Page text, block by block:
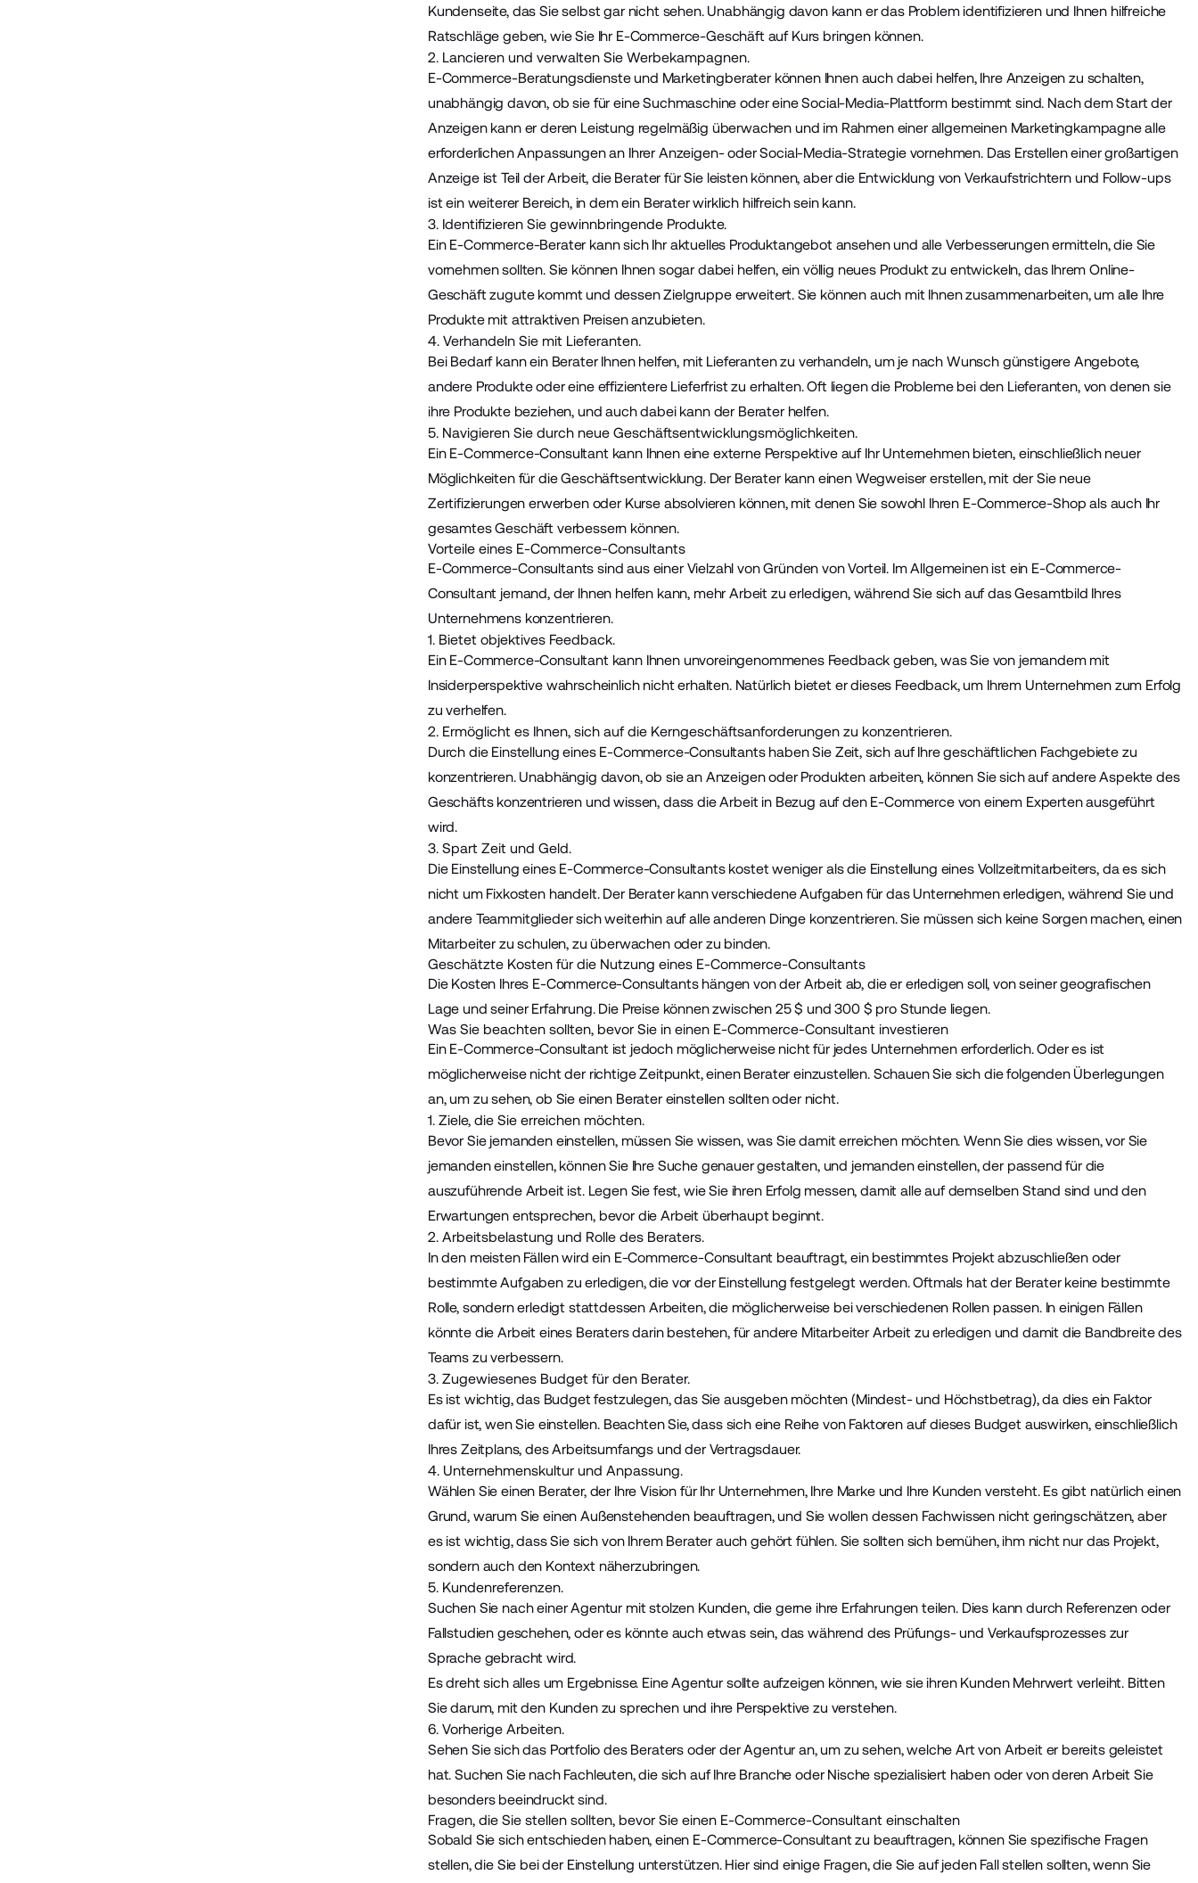
Kundenseite, das Sie selbst gar nicht sehen. Unabhängig davon kann er das Problem identifizieren und Ihnen hilfreiche
Ratschläge geben, wie Sie Ihr E-Commerce-Geschäft auf Kurs bringen können.
2. Lancieren und verwalten Sie Werbekampagnen.
E-Commerce-Beratungsdienste und Marketingberater können Ihnen auch dabei helfen, Ihre Anzeigen zu schalten,
unabhängig davon, ob sie für eine Suchmaschine oder eine Social-Media-Plattform bestimmt sind. Nach dem Start der
Anzeigen kann er deren Leistung regelmäßig überwachen und im Rahmen einer allgemeinen Marketingkampagne alle
erforderlichen Anpassungen an Ihrer Anzeigen- oder Social-Media-Strategie vornehmen. Das Erstellen einer großartigen
Anzeige ist Teil der Arbeit, die Berater für Sie leisten können, aber die Entwicklung von Verkaufstrichtern und Follow-ups
ist ein weiterer Bereich, in dem ein Berater wirklich hilfreich sein kann.
3. Identifizieren Sie gewinnbringende Produkte.
Ein E-Commerce-Berater kann sich Ihr aktuelles Produktangebot ansehen und alle Verbesserungen ermitteln, die Sie
vornehmen sollten. Sie können Ihnen sogar dabei helfen, ein völlig neues Produkt zu entwickeln, das Ihrem Online-
Geschäft zugute kommt und dessen Zielgruppe erweitert. Sie können auch mit Ihnen zusammenarbeiten, um alle Ihre
Produkte mit attraktiven Preisen anzubieten.
4. Verhandeln Sie mit Lieferanten.
Bei Bedarf kann ein Berater Ihnen helfen, mit Lieferanten zu verhandeln, um je nach Wunsch günstigere Angebote,
andere Produkte oder eine effizientere Lieferfrist zu erhalten. Oft liegen die Probleme bei den Lieferanten, von denen sie
ihre Produkte beziehen, und auch dabei kann der Berater helfen.
5. Navigieren Sie durch neue Geschäftsentwicklungsmöglichkeiten.
Ein E-Commerce-Consultant kann Ihnen eine externe Perspektive auf Ihr Unternehmen bieten, einschließlich neuer
Möglichkeiten für die Geschäftsentwicklung. Der Berater kann einen Wegweiser erstellen, mit der Sie neue
Zertifizierungen erwerben oder Kurse absolvieren können, mit denen Sie sowohl Ihren E-Commerce-Shop als auch Ihr
gesamtes Geschäft verbessern können.
Vorteile eines E-Commerce-Consultants
E-Commerce-Consultants sind aus einer Vielzahl von Gründen von Vorteil. Im Allgemeinen ist ein E-Commerce-
Consultant jemand, der Ihnen helfen kann, mehr Arbeit zu erledigen, während Sie sich auf das Gesamtbild Ihres
Unternehmens konzentrieren.
1. Bietet objektives Feedback.
Ein E-Commerce-Consultant kann Ihnen unvoreingenommenes Feedback geben, was Sie von jemandem mit
Insiderperspektive wahrscheinlich nicht erhalten. Natürlich bietet er dieses Feedback, um Ihrem Unternehmen zum Erfolg
zu verhelfen.
2. Ermöglicht es Ihnen, sich auf die Kerngeschäftsanforderungen zu konzentrieren.
Durch die Einstellung eines E-Commerce-Consultants haben Sie Zeit, sich auf Ihre geschäftlichen Fachgebiete zu
konzentrieren. Unabhängig davon, ob sie an Anzeigen oder Produkten arbeiten, können Sie sich auf andere Aspekte des
Geschäfts konzentrieren und wissen, dass die Arbeit in Bezug auf den E-Commerce von einem Experten ausgeführt
wird.
3. Spart Zeit und Geld.
Die Einstellung eines E-Commerce-Consultants kostet weniger als die Einstellung eines Vollzeitmitarbeiters, da es sich
nicht um Fixkosten handelt. Der Berater kann verschiedene Aufgaben für das Unternehmen erledigen, während Sie und
andere Teammitglieder sich weiterhin auf alle anderen Dinge konzentrieren. Sie müssen sich keine Sorgen machen, einen
Mitarbeiter zu schulen, zu überwachen oder zu binden.
Geschätzte Kosten für die Nutzung eines E-Commerce-Consultants
Die Kosten Ihres E-Commerce-Consultants hängen von der Arbeit ab, die er erledigen soll, von seiner geografischen
Lage und seiner Erfahrung. Die Preise können zwischen 25 $ und 300 $ pro Stunde liegen.
Was Sie beachten sollten, bevor Sie in einen E-Commerce-Consultant investieren
Ein E-Commerce-Consultant ist jedoch möglicherweise nicht für jedes Unternehmen erforderlich. Oder es ist
möglicherweise nicht der richtige Zeitpunkt, einen Berater einzustellen. Schauen Sie sich die folgenden Überlegungen
an, um zu sehen, ob Sie einen Berater einstellen sollten oder nicht.
1. Ziele, die Sie erreichen möchten.
Bevor Sie jemanden einstellen, müssen Sie wissen, was Sie damit erreichen möchten. Wenn Sie dies wissen, vor Sie
jemanden einstellen, können Sie Ihre Suche genauer gestalten, und jemanden einstellen, der passend für die
auszuführende Arbeit ist. Legen Sie fest, wie Sie ihren Erfolg messen, damit alle auf demselben Stand sind und den
Erwartungen entsprechen, bevor die Arbeit überhaupt beginnt.
2. Arbeitsbelastung und Rolle des Beraters.
In den meisten Fällen wird ein E-Commerce-Consultant beauftragt, ein bestimmtes Projekt abzuschließen oder
bestimmte Aufgaben zu erledigen, die vor der Einstellung festgelegt werden. Oftmals hat der Berater keine bestimmte
Rolle, sondern erledigt stattdessen Arbeiten, die möglicherweise bei verschiedenen Rollen passen. In einigen Fällen
könnte die Arbeit eines Beraters darin bestehen, für andere Mitarbeiter Arbeit zu erledigen und damit die Bandbreite des
Teams zu verbessern.
3. Zugewiesenes Budget für den Berater.
Es ist wichtig, das Budget festzulegen, das Sie ausgeben möchten (Mindest- und Höchstbetrag), da dies ein Faktor
dafür ist, wen Sie einstellen. Beachten Sie, dass sich eine Reihe von Faktoren auf dieses Budget auswirken, einschließlich
Ihres Zeitplans, des Arbeitsumfangs und der Vertragsdauer.
4. Unternehmenskultur und Anpassung.
Wählen Sie einen Berater, der Ihre Vision für Ihr Unternehmen, Ihre Marke und Ihre Kunden versteht. Es gibt natürlich einen
Grund, warum Sie einen Außenstehenden beauftragen, und Sie wollen dessen Fachwissen nicht geringschätzen, aber
es ist wichtig, dass Sie sich von Ihrem Berater auch gehört fühlen. Sie sollten sich bemühen, ihm nicht nur das Projekt,
sondern auch den Kontext näherzubringen.
5. Kundenreferenzen.
Suchen Sie nach einer Agentur mit stolzen Kunden, die gerne ihre Erfahrungen teilen. Dies kann durch Referenzen oder
Fallstudien geschehen, oder es könnte auch etwas sein, das während des Prüfungs- und Verkaufsprozesses zur
Sprache gebracht wird.
Es dreht sich alles um Ergebnisse. Eine Agentur sollte aufzeigen können, wie sie ihren Kunden Mehrwert verleiht. Bitten
Sie darum, mit den Kunden zu sprechen und ihre Perspektive zu verstehen.
6. Vorherige Arbeiten.
Sehen Sie sich das Portfolio des Beraters oder der Agentur an, um zu sehen, welche Art von Arbeit er bereits geleistet
hat. Suchen Sie nach Fachleuten, die sich auf Ihre Branche oder Nische spezialisiert haben oder von deren Arbeit Sie
besonders beeindruckt sind.
Fragen, die Sie stellen sollten, bevor Sie einen E-Commerce-Consultant einschalten
Sobald Sie sich entschieden haben, einen E-Commerce-Consultant zu beauftragen, können Sie spezifische Fragen
stellen, die Sie bei der Einstellung unterstützen. Hier sind einige Fragen, die Sie auf jeden Fall stellen sollten, wenn Sie